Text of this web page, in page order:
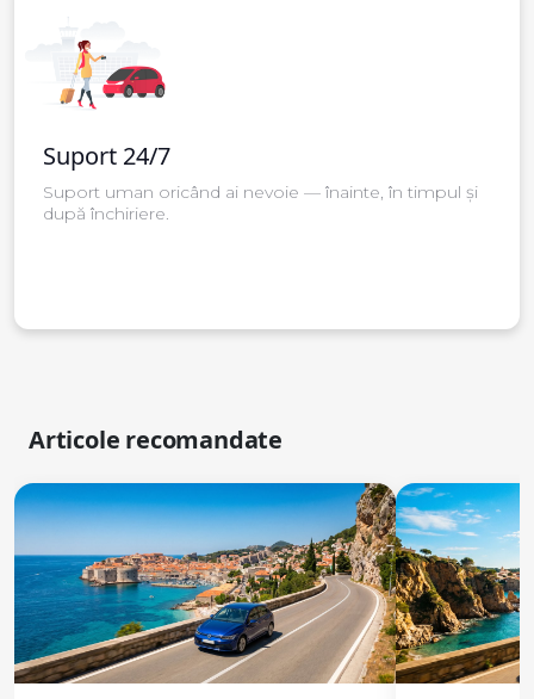
Suport 24/7
Suport uman oricând ai nevoie — înainte, în timpul și
după închiriere.
Articole recomandate